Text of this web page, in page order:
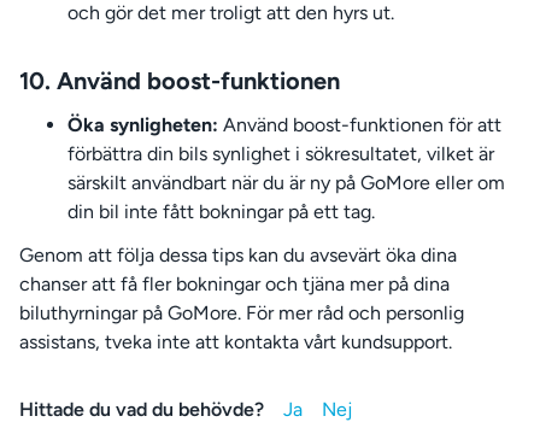
och gör det mer troligt att den hyrs ut.
10. Använd boost-funktionen
Öka synligheten: Använd boost-funktionen för att
förbättra din bils synlighet i sökresultatet, vilket är
särskilt användbart när du är ny på GoMore eller om
din bil inte fått bokningar på ett tag.
Genom att följa dessa tips kan du avsevärt öka dina
chanser att få fler bokningar och tjäna mer på dina
biluthyrningar på GoMore. För mer råd och personlig
assistans, tveka inte att kontakta vårt kundsupport.
Hittade du vad du behövde?